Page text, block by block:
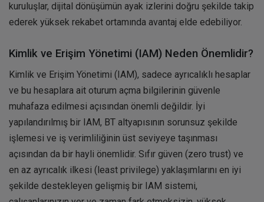
kuruluşlar, dijital dönüşümün ayak izlerini doğru şekilde takip
ederek yüksek rekabet ortamında avantaj elde edebiliyor.
Kimlik ve Erişim Yönetimi (IAM) Neden Önemlidir?
Kimlik ve Erişim Yönetimi (IAM), sadece ayrıcalıklı hesaplar
ve bu hesaplara ait oturum açma bilgilerinin güvenle
muhafaza edilmesi açısından önemli değildir. İyi
yapılandırılmış bir IAM, BT altyapısının sorunsuz şekilde
işlemesi ve iş verimliliğinin üst seviyeye taşınması
açısından da bir hayli önemlidir. Sıfır güven (zero trust) ve
en az ayrıcalık ilkesi (least privilege) yaklaşımlarını en iyi
şekilde destekleyen gelişmiş bir IAM sistemi,